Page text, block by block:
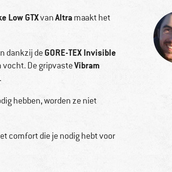
Low GTXvanAltramaakt het
dankzij de GORE-TEX Invisible
vocht. De gripvasteVibram
hebben, worden ze niet
comfort die je nodig hebt voor